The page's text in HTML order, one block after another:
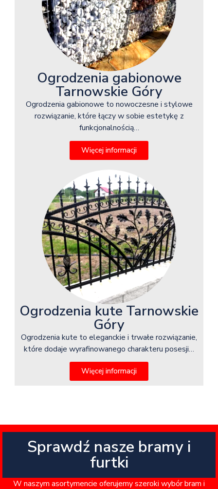
Ogrodzenia gabionowe
Tarnowskie Góry
Ogrodzenia gabionowe to nowoczesne i stylowe
rozwiązanie, które łączy w sobie estetykę z
funkcjonalnością…
Więcej informacji
Ogrodzenia kute Tarnowskie
Góry
Ogrodzenia kute to eleganckie i trwałe rozwiązanie,
które dodaje wyrafinowanego charakteru posesji…
Więcej informacji
Sprawdź nasze bramy i
furtki
W naszym asortymencie oferujemy szeroki wybór bram i